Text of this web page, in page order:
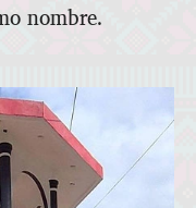
nombre.